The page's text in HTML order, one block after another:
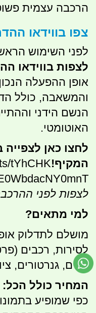
הרכבה עצמית
צפו בווידאו
לפני השימוש
לצפות בווידאו
אופן ההפעלה
והמשאבה, כולל
הנשם הידני
האוטומטי.
לחצו כאן לצפייה
המקיף!tYhCHK
לצפות לפני
למי מתאים?
מושלם לתדלוק
לסירות, רכבים
קלים, גנרטורים,
המחיר כולל הכל:
כפי שמופיע